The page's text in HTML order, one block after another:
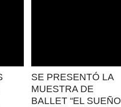
SE PRESENTÓ LA
MUESTRA DE
BALLET “EL SUEÑO